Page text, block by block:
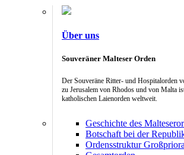
Über uns
Souveräner Malteser Orden
Der Souveräne Ritter- und Hospitalorden
zu Jerusalem von Rhodos und von Malta
katholischen Laienorden weltweit.
Geschichte des
Botschaft bei der
Ordensstruktur